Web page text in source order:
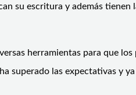
su escritura y además
herramientas para que
superado las expectativas y